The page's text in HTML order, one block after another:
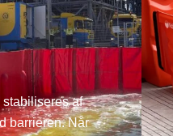
stabiliseres af
barrieren. Når